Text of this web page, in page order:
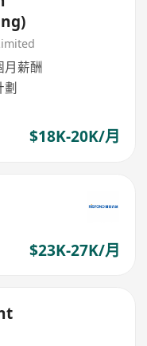
月薪酬
劃
$18K-20K/月
$23K-27K/月